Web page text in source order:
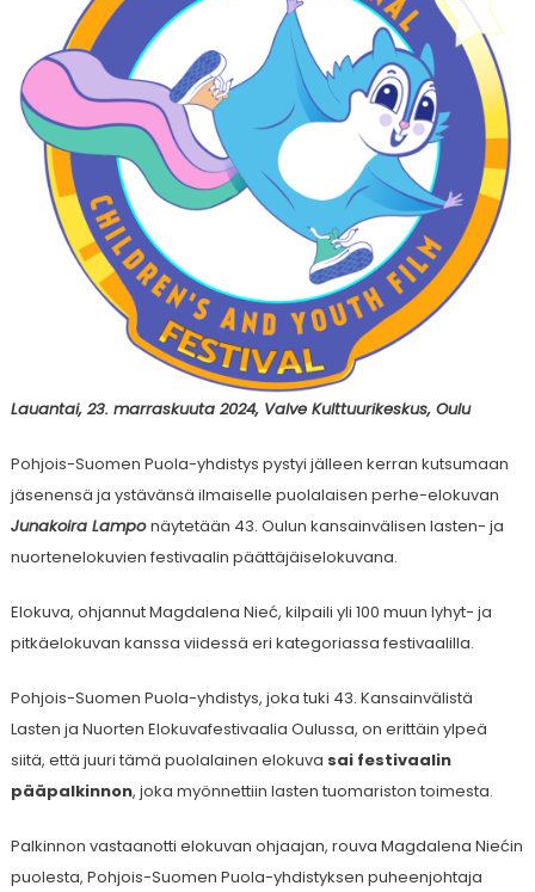
Lauantai, 23. marraskuuta 2024, Valve Kulttuurikeskus, Oulu
Pohjois-Suomen Puola-yhdistys pystyi jälleen kerran kutsumaan
jäsenensä ja ystävänsä ilmaiselle puolalaisen perhe-elokuvan
Junakoira Lampo näytetään 43. Oulun kansainvälisen lasten- ja
nuortenelokuvien festivaalin päättäjäiselokuvana.
Elokuva, ohjannut Magdalena Nieć, kilpaili yli 100 muun lyhyt- ja
pitkäelokuvan kanssa viidessä eri kategoriassa festivaalilla.
Pohjois-Suomen Puola-yhdistys, joka tuki 43. Kansainvälistä
Lasten ja Nuorten Elokuvafestivaalia Oulussa, on erittäin ylpeä
siitä, että juuri tämä puolalainen elokuva sai festivaalin
pääpalkinnon, joka myönnettiin lasten tuomariston toimesta.
Palkinnon vastaanotti elokuvan ohjaajan, rouva Magdalena Niećin
puolesta, Pohjois-Suomen Puola-yhdistyksen puheenjohtaja